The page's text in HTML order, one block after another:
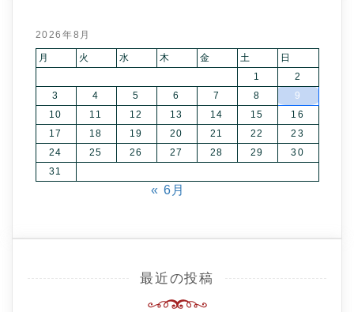
2026年8月
月 火 水 木 金 土
日
1
2
3
4 5 6 7 8
9
10
11 12 13 14 15
16
17
18 19 20 21 22
23
24
25 26 27 28 29
30
31
« 6月
最近の投稿